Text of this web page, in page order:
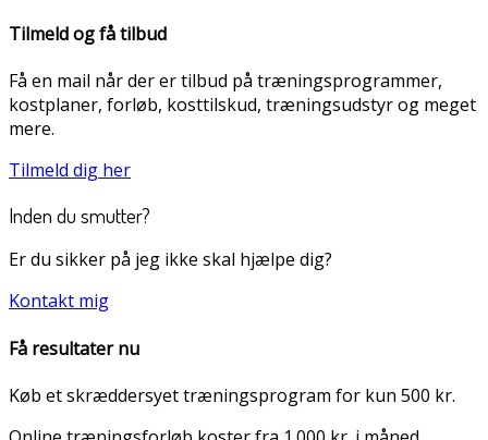
Tilmeld og få tilbud
Få en mail når der er tilbud på træningsprogrammer,
kostplaner, forløb, kosttilskud, træningsudstyr og meget
mere.
Tilmeld dig her
Inden du smutter?
Er du sikker på jeg ikke skal hjælpe dig?
Kontakt mig
Få resultater nu
Køb et skræddersyet træningsprogram for kun 500 kr.